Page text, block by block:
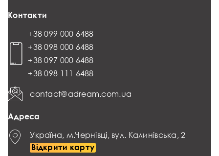
Контакти
+38 099 000 6488
+38 098 000 6488
+38 097 000 6488
+38 098 111 6488
contact@adream.com.ua
Адреса
Україна, м.Чернівці, вул. Калинівська, 2
Відкрити карту